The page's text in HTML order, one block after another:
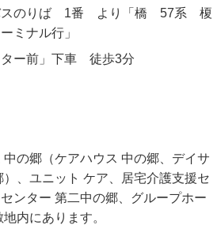
スのりば 1番 より「橋 57系 榎
ミナル行」
ター前」下車 徒歩3分
の郷（ケアハウス 中の郷、デイサ
、ユニット ケア、居宅介護支援セ
ンター 第二中の郷、グループホー
内にあります。